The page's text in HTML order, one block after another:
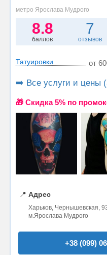
метро Ярослава Мудрого
8.8
баллов
7
отзывов
Татуировки от
➡️ Все услуги и цены
🎁 Cкидка 5% по
📍 Адрес
Харьков, Чернышевская,
м.Ярослава Мудрого
+38 (099)